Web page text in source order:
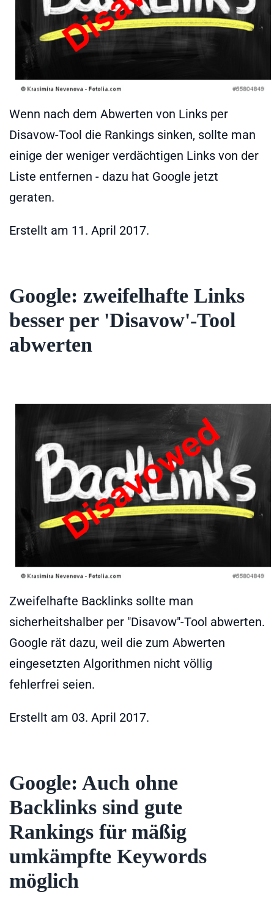
Wenn nach dem Abwerten von Links per
Disavow-Tool die Rankings sinken, sollte man
einige der weniger verdächtigen Links von der
Liste entfernen - dazu hat Google jetzt
geraten.
Erstellt am 11. April 2017.
Google: zweifelhafte Links
besser per 'Disavow'-Tool
abwerten
Zweifelhafte Backlinks sollte man
sicherheitshalber per "Disavow"-Tool abwerten.
Google rät dazu, weil die zum Abwerten
eingesetzten Algorithmen nicht völlig
fehlerfrei seien.
Erstellt am 03. April 2017.
Google: Auch ohne
Backlinks sind gute
Rankings für mäßig
umkämpfte Keywords
möglich